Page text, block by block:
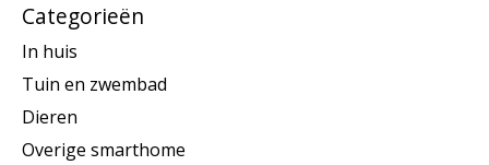
Categorieën
In huis
Tuin en zwembad
Dieren
Overige smarthome